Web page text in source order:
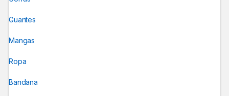
Guantes
Mangas
Ropa
Bandana